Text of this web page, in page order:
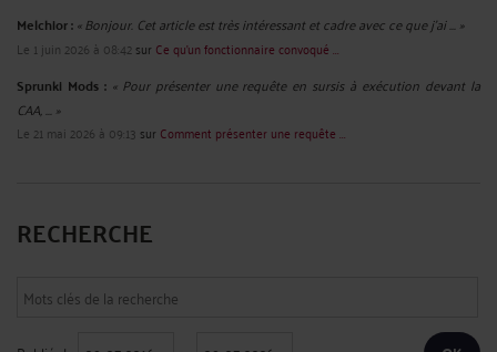
Melchior :« Bonjour. Cet article est très intéressant et cadre avec ce que j'ai ... »
Le 1 juin 2026 à 08:42sur Ce qu’un fonctionnaire convoqué ...
Sprunki Mods : « Pour présenter une requête en sursis à exécution devant la
CAA, ... »
Le 21 mai 2026 à 09:13 sur Comment présenter une requête ...
RECHERCHE